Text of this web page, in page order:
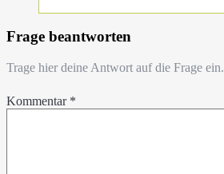
Frage beantworten
Trage hier deine Antwort auf die Frage ein.
Kommentar *